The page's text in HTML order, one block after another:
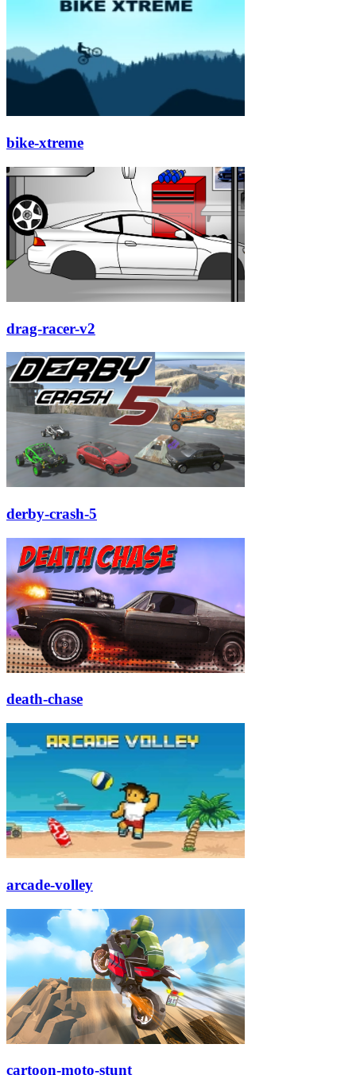
bike-xtreme
drag-racer-v2
derby-crash-5
death-chase
arcade-volley
cartoon-moto-stunt